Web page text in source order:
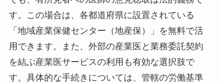
す。この場合は、各都道府県に設置されている
「地域産業保健センター（地産保）」を無料で活
用できます。また、外部の産業医と業務委託契約
を結ぶ産業医サービスの利用も有効な選択肢で
す。具体的な手続きについては、管轄の労働基準